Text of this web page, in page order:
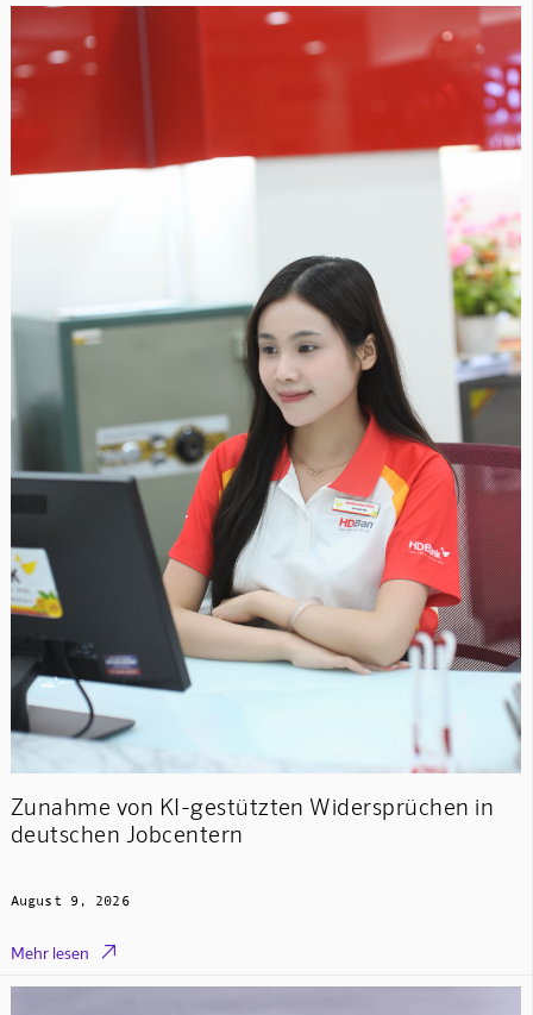
Zunahme von KI-gestützten Widersprüchen in
deutschen Jobcentern
August 9, 2026
Mehr lesen 